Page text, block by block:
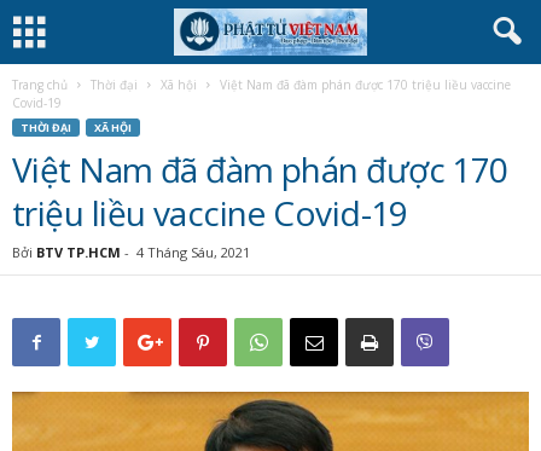
Trang chủ Thời đại Xã hội
Việt Nam đã đàm phán được 170 triệu liều vaccine
Covid-19
THỜI ĐẠI XÃ HỘI
Việt Nam đã đàm phán được 170
triệu liều vaccine Covid-19
Bởi BTV TP.HCM - 4 Tháng Sáu, 2021